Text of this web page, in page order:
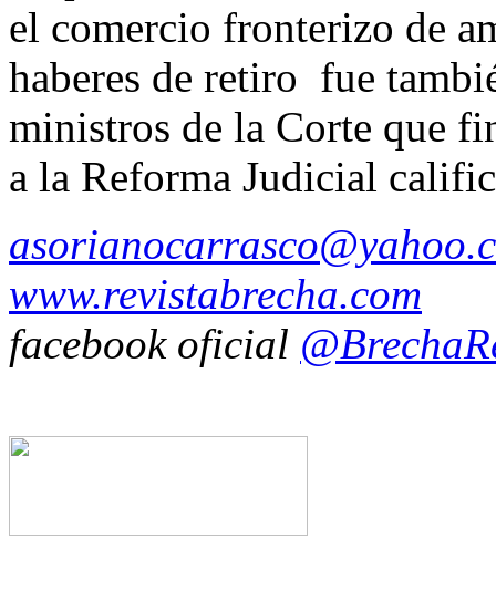
el comercio fronterizo de
haberes de retiro fue
ministros de la Corte que
a la Reforma Judicial
www.revistabrecha.com
facebook oficial